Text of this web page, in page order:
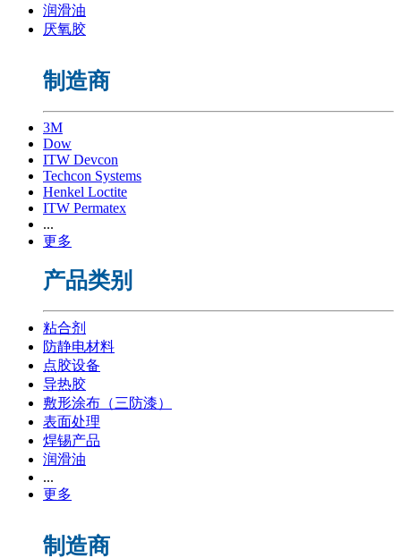
润滑油
厌氧胶
制造商
3M
Dow
ITW Devcon
Techcon Systems
Henkel Loctite
ITW Permatex
...
更多
产品类别
粘合剂
防静电材料
点胶设备
导热胶
敷形涂布（三防漆）
表面处理
焊锡产品
润滑油
...
更多
制造商